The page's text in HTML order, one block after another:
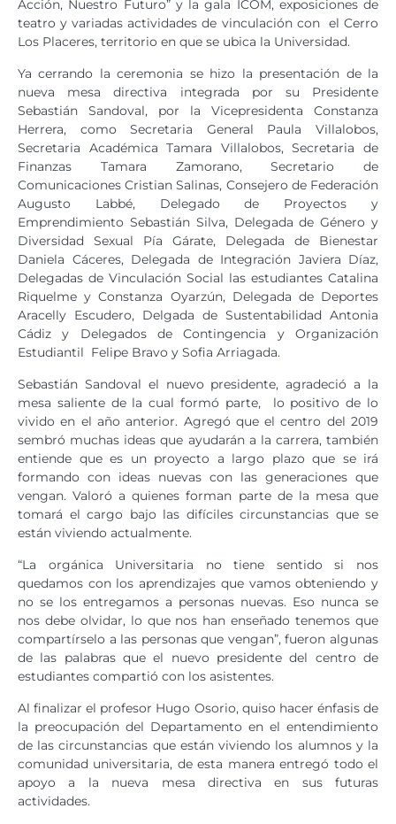
Acción, Nuestro Futuro” y la gala ICOM, exposiciones de
teatro y variadas actividades de vinculación con el Cerro
Los Placeres, territorio en que se ubica la Universidad.
Ya cerrando la ceremonia se hizo la presentación de la
nueva mesa directiva integrada por su Presidente
Sebastián Sandoval, por la Vicepresidenta Constanza
Herrera, como Secretaria General Paula Villalobos,
Secretaria Académica Tamara Villalobos, Secretaria de
Finanzas Tamara Zamorano, Secretario de
Comunicaciones Cristian Salinas, Consejero de Federación
Augusto Labbé, Delegado de Proyectos y
Emprendimiento Sebastián Silva, Delegada de Género y
Diversidad Sexual Pía Gárate, Delegada de Bienestar
Daniela Cáceres, Delegada de Integración Javiera Díaz,
Delegadas de Vinculación Social las estudiantes Catalina
Riquelme y Constanza Oyarzún, Delegada de Deportes
Aracelly Escudero, Delgada de Sustentabilidad Antonia
Cádiz y Delegados de Contingencia y Organización
Estudiantil Felipe Bravo y Sofia Arriagada.
Sebastián Sandoval el nuevo presidente, agradeció a la
mesa saliente de la cual formó parte, lo positivo de lo
vivido en el año anterior. Agregó que el centro del 2019
sembró muchas ideas que ayudarán a la carrera, también
entiende que es un proyecto a largo plazo que se irá
formando con ideas nuevas con las generaciones que
vengan. Valoró a quienes forman parte de la mesa que
tomará el cargo bajo las difíciles circunstancias que se
están viviendo actualmente.
“La orgánica Universitaria no tiene sentido si nos
quedamos con los aprendizajes que vamos obteniendo y
no se los entregamos a personas nuevas. Eso nunca se
nos debe olvidar, lo que nos han enseñado tenemos que
compartírselo a las personas que vengan”, fueron algunas
de las palabras que el nuevo presidente del centro de
estudiantes compartió con los asistentes.
Al finalizar el profesor Hugo Osorio, quiso hacer énfasis de
la preocupación del Departamento en el entendimiento
de las circunstancias que están viviendo los alumnos y la
comunidad universitaria, de esta manera entregó todo el
apoyo a la nueva mesa directiva en sus futuras
actividades.